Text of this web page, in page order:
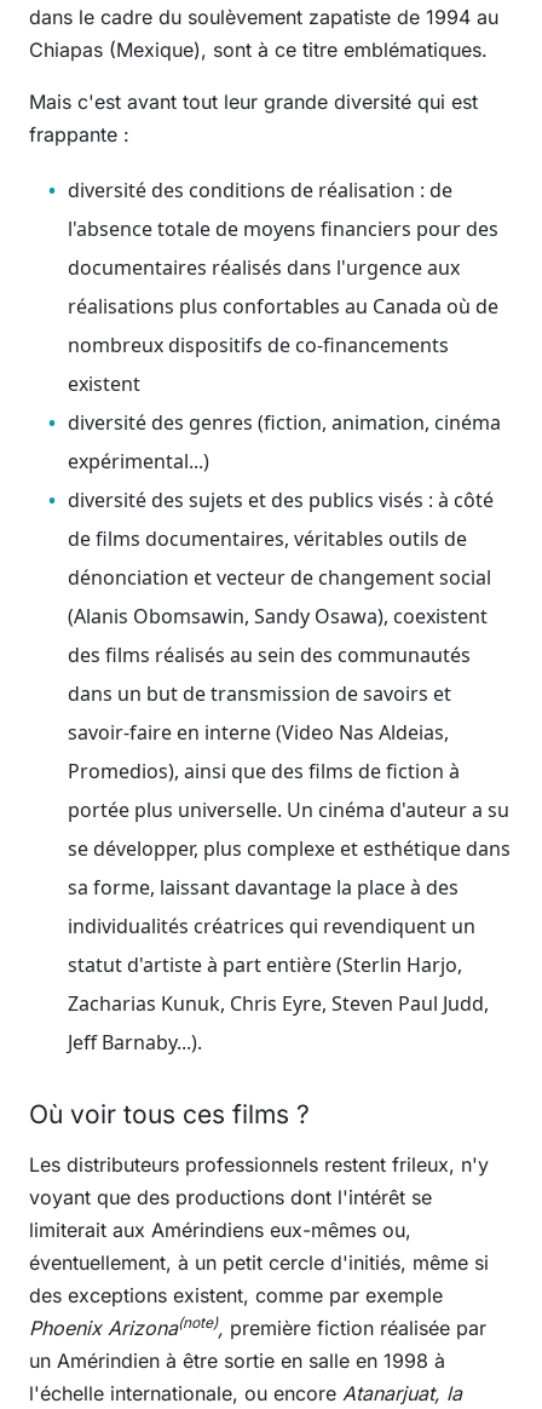
dans le cadre du soulèvement zapatiste de 1994 au
Chiapas (Mexique), sont à ce titre emblématiques.
Mais c'est avant tout leur grande diversité qui est
frappante :
diversité des conditions de réalisation : de
l'absence totale de moyens financiers pour des
documentaires réalisés dans l'urgence aux
réalisations plus confortables au Canada où de
nombreux dispositifs de co-financements
existent
diversité des genres (fiction, animation, cinéma
expérimental...)
diversité des sujets et des publics visés : à côté
de films documentaires, véritables outils de
dénonciation et vecteur de changement social
(Alanis Obomsawin, Sandy Osawa), coexistent
des films réalisés au sein des communautés
dans un but de transmission de savoirs et
savoir-faire en interne (Video Nas Aldeias,
Promedios), ainsi que des films de fiction à
portée plus universelle. Un cinéma d'auteur a su
se développer, plus complexe et esthétique dans
sa forme, laissant davantage la place à des
individualités créatrices qui revendiquent un
statut d'artiste à part entière (Sterlin Harjo,
Zacharias Kunuk, Chris Eyre, Steven Paul Judd,
Jeff Barnaby...).
Où voir tous ces films ?
Les distributeurs professionnels restent frileux, n'y
voyant que des productions dont l'intérêt se
limiterait aux Amérindiens eux-mêmes ou,
éventuellement, à un petit cercle d'initiés, même si
des exceptions existent, comme par exemple
Phoenix Arizona(note), première fiction réalisée par
un Amérindien à être sortie en salle en 1998 à
l'échelle internationale, ou encore Atanarjuat, la